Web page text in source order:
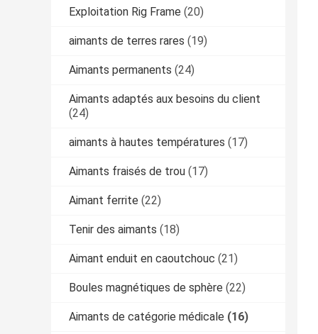
Exploitation Rig Frame (20)
aimants de terres rares (19)
Aimants permanents (24)
Aimants adaptés aux besoins du client
(24)
aimants à hautes températures (17)
Aimants fraisés de trou (17)
Aimant ferrite (22)
Tenir des aimants (18)
Aimant enduit en caoutchouc (21)
Boules magnétiques de sphère (22)
Aimants de catégorie médicale (16)